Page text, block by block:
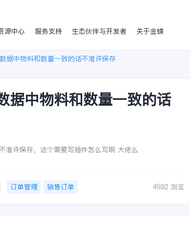
源中心 服务支持 生态伙伴与开发者 关于金蝶
据中物料和数量一致的话不准许保存
据中物料和数量一致的话
准许保存，这个需要写插件怎么写啊 大佬么
订单管理 销售订单 4592 浏览